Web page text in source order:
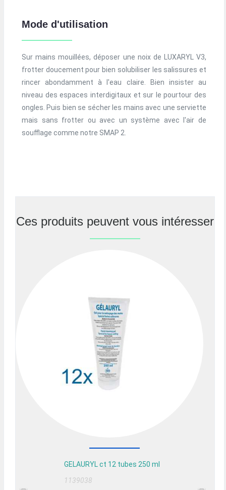
Mode d'utilisation
Sur mains mouillées, déposer une noix de LUXARYL V3,
frotter doucement pour bien solubiliser les salissures et
rincer abondamment à l'eau claire. Bien insister au
niveau des espaces interdigitaux et sur le pourtour des
ongles. Puis bien se sécher les mains avec une serviette
mais sans frotter ou avec un système avec l'air de
soufflage comme notre SMAP 2.
Ces produits peuvent vous intéresser
GELAURYL ct 12 tubes 250 ml
1139038